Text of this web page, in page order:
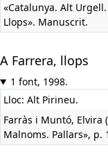
«Catalunya. Alt
Llops». Manuscrit.
A Farrera, llops
1 font, 1998.
Lloc: Alt Pirineu.
Farràs i Muntó, Elvira
Malnoms. Pallars», p.